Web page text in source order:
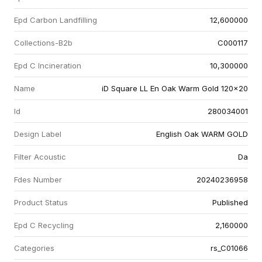
Epd Carbon Landfilling 12,600000
Collections-B2b C000117
Epd C Incineration 10,300000
Name iD Square LL En Oak Warm Gold 120x20
Id 280034001
Design Label English Oak WARM GOLD
Filter Acoustic Da
Fdes Number 20240236958
Product Status Published
Epd C Recycling 2,160000
Categories rs_C01066